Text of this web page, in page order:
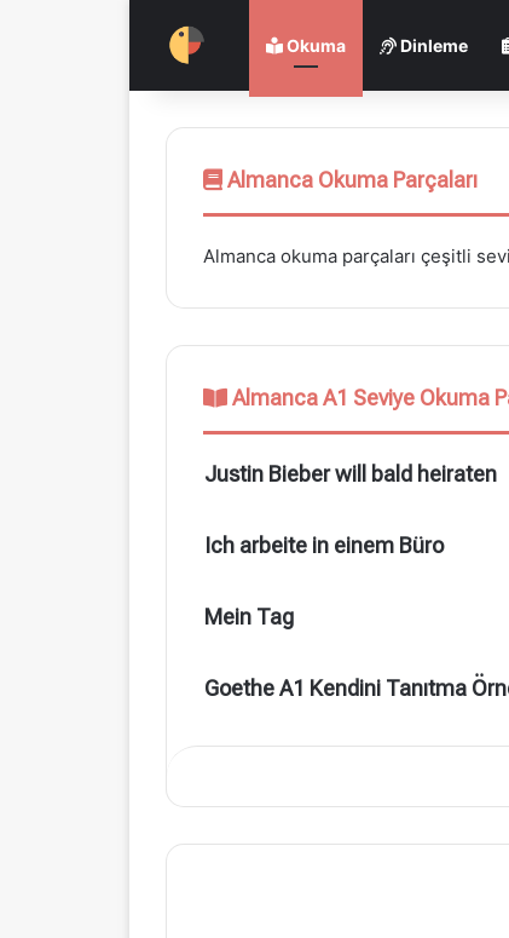
Okuma Dinleme
Almanca Okuma Parçaları
Almanca okuma parçaları çeşitli
Almanca A1 Seviye Okuma
Justin Bieber will bald heiraten
Ich arbeite in einem Büro
Mein Tag
Goethe A1 Kendini Tanıtma